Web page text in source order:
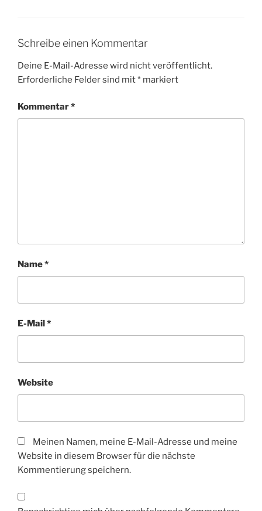
Schreibe einen Kommentar
Deine E-Mail-Adresse wird nicht veröffentlicht.
Erforderliche Felder sind mit* markiert
Kommentar*
Name*
E-Mail*
Website
Meinen Namen, meine E-Mail-Adresse und meine
Website in diesem Browser für die nächste
Kommentierung speichern.